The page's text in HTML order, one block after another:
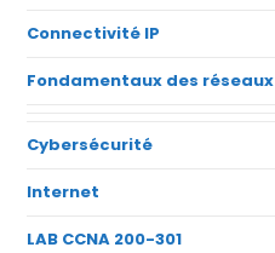
Connectivité IP
Fondamentaux des réseaux
Cybersécurité
Internet
LAB CCNA 200-301